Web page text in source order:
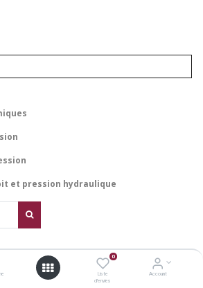
0
Liste
d'envies
Account
et pression hydraulique
pour le moment.